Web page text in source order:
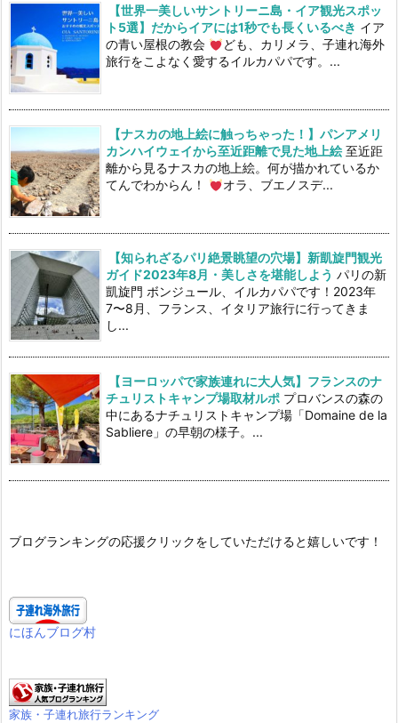
【世界一美しいサントリーニ島・イア観光スポッ
ト5選】だからイアには1秒でも長くいるべき イア
の青い屋根の教会
ども、カリメラ、子連れ海外
旅行をこよなく愛するイルカパパです。...
【ナスカの地上絵に触っちゃった！】パンアメリ
カンハイウェイから至近距離で見た地上絵 至近距
離から見るナスカの地上絵。何が描かれているか
てんでわからん！
オラ、ブエノスデ...
【知られざるパリ絶景眺望の穴場】新凱旋門観光
ガイド2023年8月・美しさを堪能しよう パリの新
凱旋門 ボンジュール、イルカパパです！2023年
7〜8月、フランス、イタリア旅行に行ってきま
し...
【ヨーロッパで家族連れに大人気】フランスのナ
チュリストキャンプ場取材ルポ プロバンスの森の
中にあるナチュリストキャンプ場「Domaine de la
Sabliere」の早朝の様子。...
ブログランキングの応援クリックをしていただけると嬉しいです！
にほんブログ村
家族・子連れ旅行ランキング